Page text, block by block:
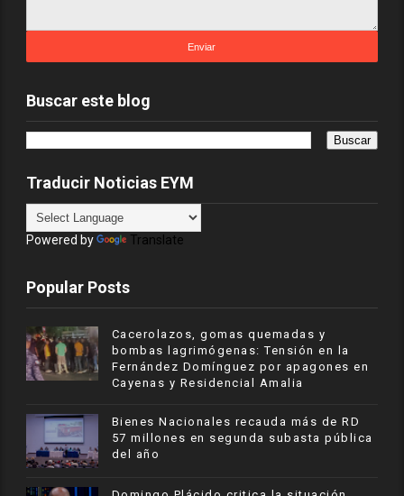
Buscar este blog
Traducir Noticias EYM
Powered by Translate
Popular Posts
Cacerolazos, gomas quemadas y
bombas lagrimógenas: Tensión en la
Fernández Domínguez por apagones en
Cayenas y Residencial Amalia
Bienes Nacionales recauda más de RD
57 millones en segunda subasta pública
del año